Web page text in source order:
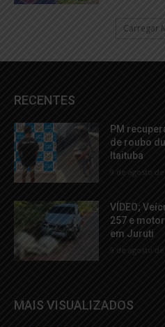
Carregar
RECENTES
PM
de roubo
Itaituba
9 de agosto
VÍDEO;
257 e
em Juruti
9 de agosto
MAIS VISUALIZADOS